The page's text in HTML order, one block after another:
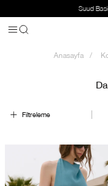
Suud
Anasayfa
Filtreleme